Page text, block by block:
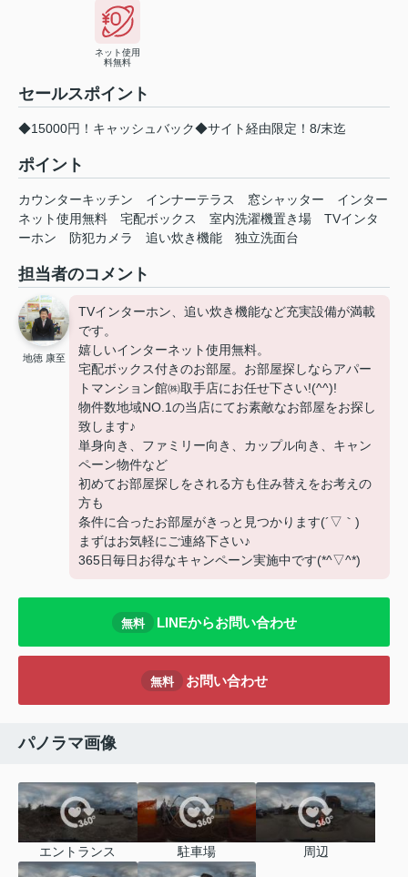
ネット使用
料無料
セールスポイント
◆15000円！キャッシュバック◆サイト経由限定！8/末迄
ポイント
カウンターキッチン インナーテラス 窓シャッター
インター
ネット使用無料
宅配ボックス 室内洗濯機置き場
TVインタ
ーホン
防犯カメラ 追い炊き機能 独立洗面台
担当者のコメント
地徳 康至
TVインターホン、追い炊き機能など充実設備が満載
です。
嬉しいインターネット使用無料。
宅配ボックス付きのお部屋。お部屋探しならアパー
トマンション館㈱取手店にお任せ下さい!(^^)!
物件数地域NO.1の当店にてお素敵なお部屋をお探し
致します♪
単身向き、ファミリー向き、カップル向き、キャン
ペーン物件など
初めてお部屋探しをされる方も住み替えをお考えの
方も
条件に合ったお部屋がきっと見つかります(´▽｀)
まずはお気軽にご連絡下さい♪
365日毎日お得なキャンペーン実施中です(*^▽^*)
無料 LINEからお問い合わせ
無料 お問い合わせ
パノラマ画像
エントランス 駐車場 周辺